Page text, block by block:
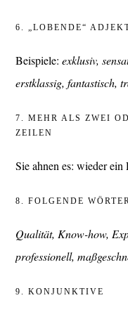
6. „LOBENDE“
Beispiele:exklusiv,
erstklassig, fantastisch,
7. MEHR ALS ZWEI
ZEILEN
Sie ahnen es: wieder
8. FOLGENDE
Qualität, Know-how,
professionell,
9. KONJUNKTIVE